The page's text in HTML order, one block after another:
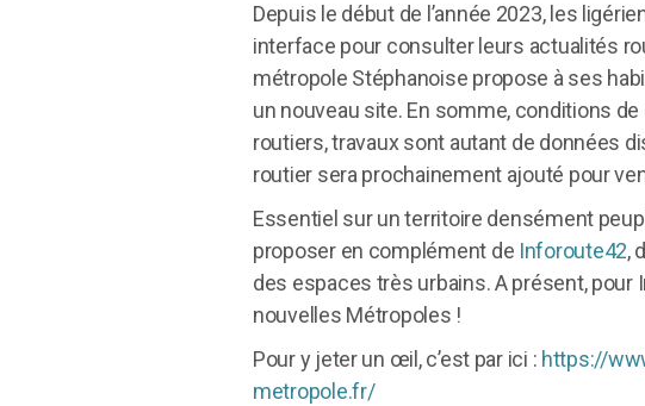
Depuis le début de l’année 2023, les
interface pour consulter leurs actualités
métropole Stéphanoise propose à ses
un nouveau site. En somme, conditions
routiers, travaux sont autant de données
routier sera prochainement ajouté pour
Essentiel sur un territoire densément
proposer en complément de Inforoute42,
des espaces très urbains. A présent, pour
nouvelles Métropoles !
Pour y jeter un œil, c’est par ici : https://
metropole.fr/